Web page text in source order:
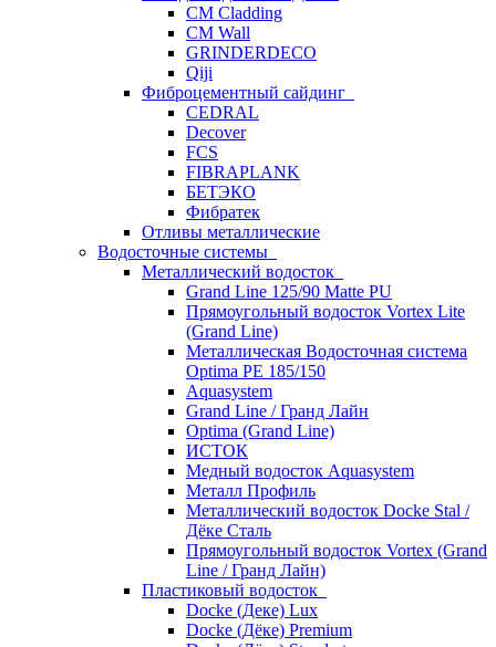
CM Cladding
CM Wall
GRINDERDECO
Qiji
Фиброцементный сайдинг
CEDRAL
Decover
FCS
FIBRAPLANK
БЕТЭКО
Фибратек
Отливы металлические
Водосточные системы
Металлический водосток
Grand Line 125/90 Matte PU
Прямоугольный водосток Vortex Lite
(Grand Line)
Металлическая Водосточная система
Optima PE 185/150
Aquasystem
Grand Line / Гранд Лайн
Optima (Grand Line)
ИСТОК
Медный водосток Aquasystem
Металл Профиль
Металлический водосток Docke Stal /
Дёке Сталь
Прямоугольный водосток Vortex (Grand
Line / Гранд Лайн)
Пластиковый водосток
Docke (Деке) Lux
Docke (Дёке) Premium